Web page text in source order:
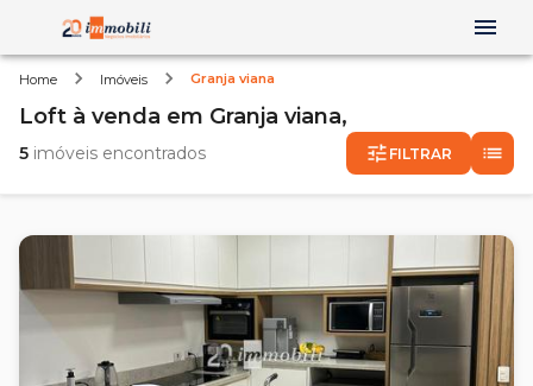
Home Imóveis Granja viana
Loft à venda em Granja viana,
5 imóveis encontrados FILTRAR